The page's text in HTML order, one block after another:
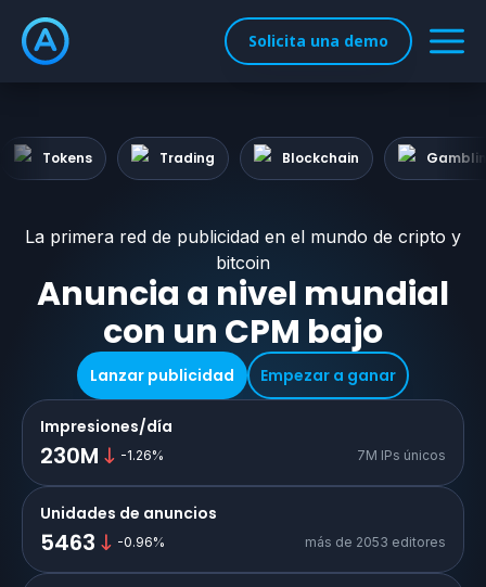
Solicita una demo
Tokens Trading Blockchain
La primera red de publicidad en el mundo de cripto y
bitcoin
Anuncia a nivel mundial
con un CPM bajo
Lanzar publicidad Empezar a ganar
Impresiones/día
230M -1.26% 7M IPs únicos
Unidades de anuncios
5463 -0.96% más de 2053 editores